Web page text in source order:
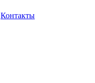
Контакты